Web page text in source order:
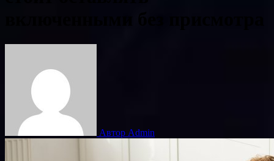
Автор Admin